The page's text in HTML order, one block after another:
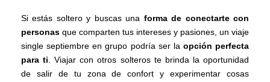
Si estás soltero y buscas una forma de conectarte con
personas que comparten tus intereses y pasiones, un viaje
single septiembre en grupo podría ser la opción perfecta
para ti . Viajar con otros solteros te brinda la oportunidad
de salir de tu zona de confort y experimentar cosas